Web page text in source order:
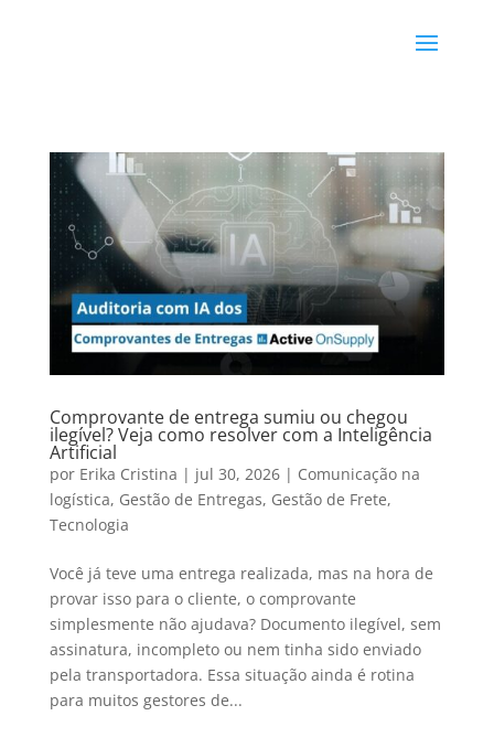
Comprovante de entrega sumiu ou chegou
ilegível? Veja como resolver com a Inteligência
Artificial
por Erika Cristina | jul 30, 2026| Comunicação na
logística, Gestão de Entregas, Gestão de Frete,
Tecnologia
Você já teve uma entrega realizada, mas na hora de
provar isso para o cliente, o comprovante
simplesmente não ajudava? Documento ilegível, sem
assinatura, incompleto ou nem tinha sido enviado
pela transportadora. Essa situação ainda é rotina
para muitos gestores de...